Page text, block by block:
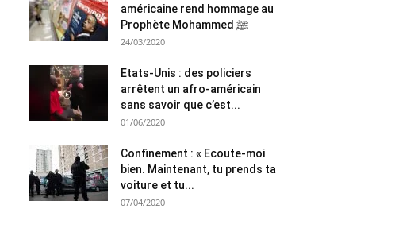
américaine rend hommage au
Prophète Mohammed ﷺ
24/03/2020
Etats-Unis : des policiers
arrêtent un afro-américain
sans savoir que c’est...
01/06/2020
Confinement : « Ecoute-moi
bien. Maintenant, tu prends ta
voiture et tu...
07/04/2020